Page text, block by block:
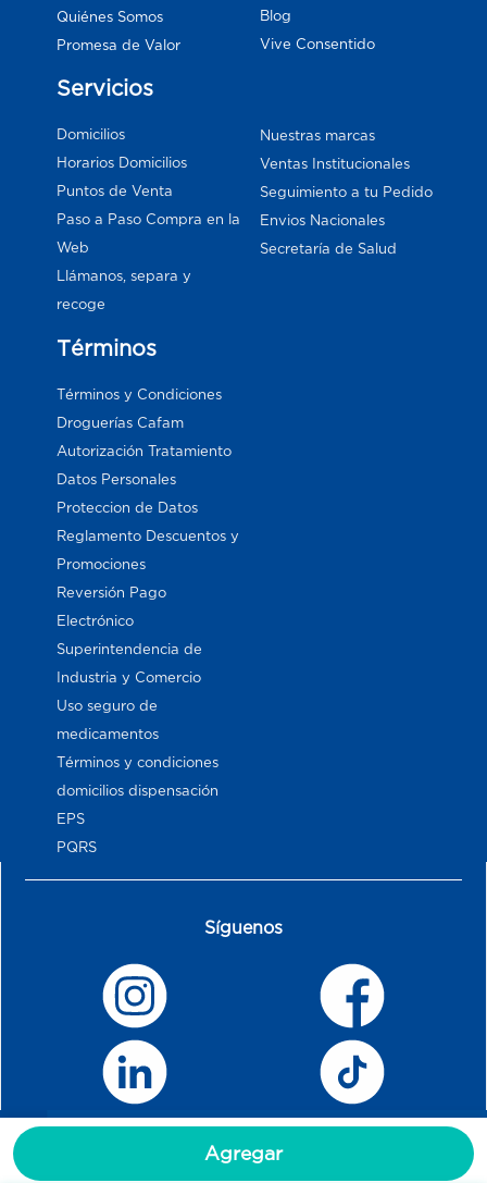
Agregar
Quiénes Somos
Promesa de Valor
Blog
Vive Consentido
Servicios
Domicilios
Horarios Domicilios
Puntos de Venta
Paso a Paso Compra en la
Web
Llámanos, separa y
recoge
Nuestras marcas
Ventas Institucionales
Seguimiento a tu Pedido
Envios Nacionales
Secretaría de Salud
Términos
Términos y Condiciones
Droguerías Cafam
Autorización Tratamiento
Datos Personales
Proteccion de Datos
Reglamento Descuentos y
Promociones
Reversión Pago
Electrónico
Superintendencia de
Industria y Comercio
Uso seguro de
medicamentos
Términos y condiciones
domicilios dispensación
EPS
PQRS
Síguenos